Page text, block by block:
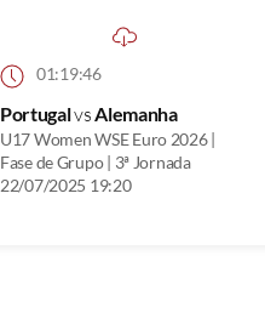
01:19:46
PortugalvsAlemanha
U17 Women WSE Euro 2026 |
Fase de Grupo | 3ª Jornada
22/07/2025 19:20